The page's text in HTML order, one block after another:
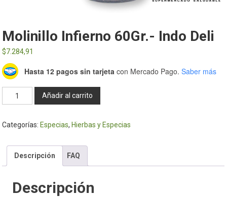
Molinillo Infierno 60Gr.- Indo Deli
$7.284,91
Hasta 12 pagos sin tarjeta con Mercado Pago. Saber más
Molinillo
Infierno
cantidad
Añadir al carrito
Categorías: Especias, Hierbas y Especias
Descripción FAQ
Descripción